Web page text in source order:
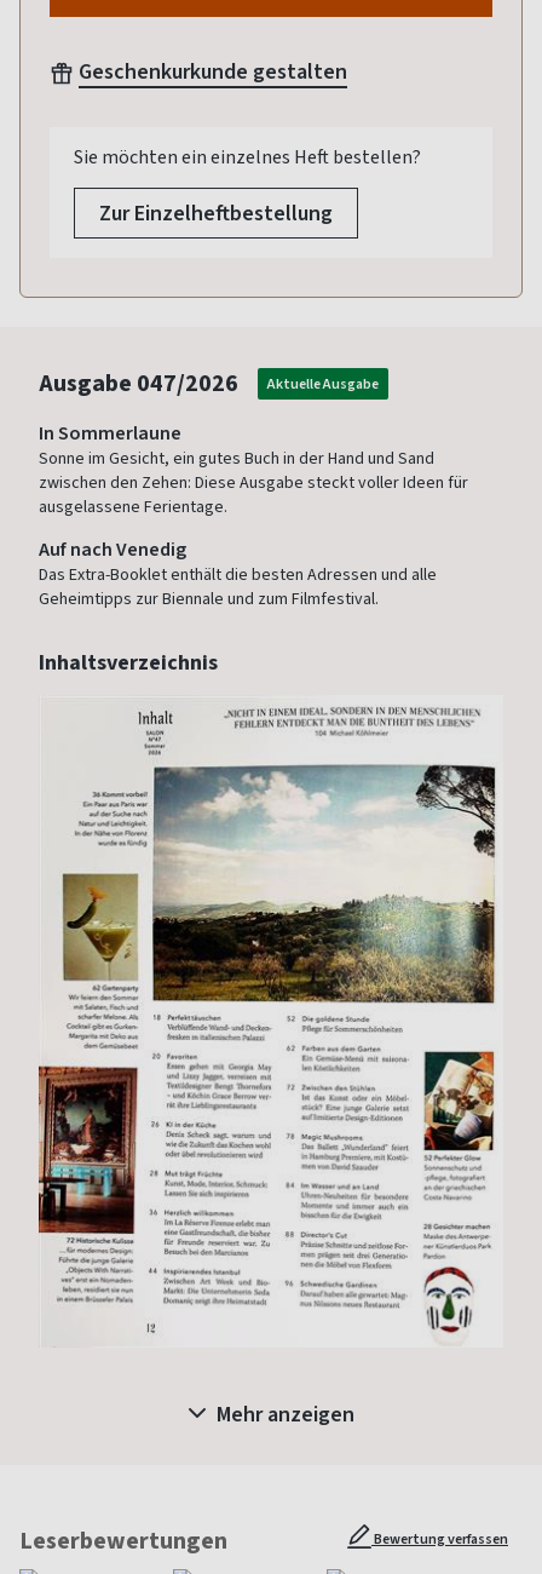
Geschenkurkunde gestalten
Sie möchten ein einzelnes Heft bestellen?
Zur Einzelheftbestellung
Ausgabe 047/2026 Aktuelle Ausgabe
In Sommerlaune
Sonne im Gesicht, ein gutes Buch in der Hand und Sand
zwischen den Zehen: Diese Ausgabe steckt voller Ideen für
ausgelassene Ferientage.
Auf nach Venedig
Das Extra-Booklet enthält die besten Adressen und alle
Geheimtipps zur Biennale und zum Filmfestival.
Inhaltsverzeichnis
Mehr anzeigen
Leserbewertungen Bewertung verfassen